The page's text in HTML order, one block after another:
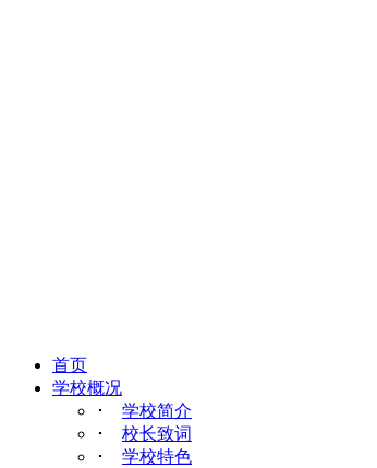
首页
学校概况
･ 学校简介
･ 校长致词
･ 学校特色